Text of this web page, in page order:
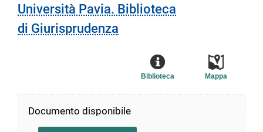
Università Pavia. Biblioteca
di Giurisprudenza
Mappa
Biblioteca
Documento disponibile